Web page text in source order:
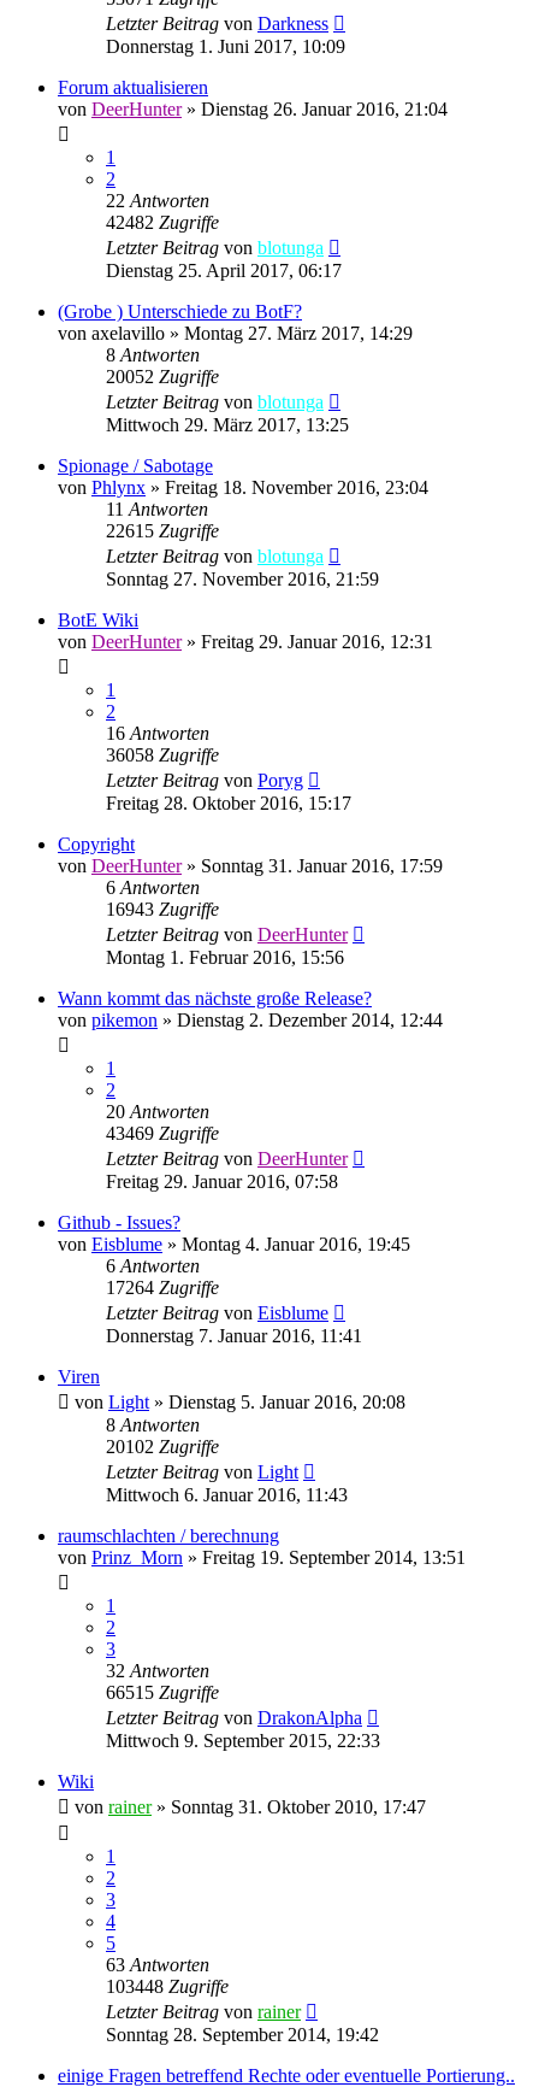
Letzter Beitrag von Darkness
Donnerstag 1. Juni 2017, 10:09
Forum aktualisieren
von DeerHunter» Dienstag 26. Januar 2016, 21:04
1
2
22 Antworten
42482 Zugriffe
Letzter Beitrag von blotunga
Dienstag 25. April 2017, 06:17
(Grobe ) Unterschiede zu BotF?
von axelavillo » Montag 27. März 2017, 14:29
8 Antworten
20052 Zugriffe
Letzter Beitrag von blotunga
Mittwoch 29. März 2017, 13:25
Spionage / Sabotage
von Phlynx » Freitag 18. November 2016, 23:04
11 Antworten
22615 Zugriffe
Letzter Beitrag von blotunga
Sonntag 27. November 2016, 21:59
BotE Wiki
von DeerHunter» Freitag 29. Januar 2016, 12:31
1
2
16 Antworten
36058 Zugriffe
Letzter Beitrag von Poryg
Freitag 28. Oktober 2016, 15:17
Copyright
von DeerHunter» Sonntag 31. Januar 2016, 17:59
6 Antworten
16943 Zugriffe
Letzter Beitrag von DeerHunter
Montag 1. Februar 2016, 15:56
Wann kommt das nächste große Release?
von pikemon » Dienstag 2. Dezember 2014, 12:44
1
2
20 Antworten
43469 Zugriffe
Letzter Beitrag von DeerHunter
Freitag 29. Januar 2016, 07:58
Github - Issues?
von Eisblume » Montag 4. Januar 2016, 19:45
6 Antworten
17264 Zugriffe
Letzter Beitrag von Eisblume
Donnerstag 7. Januar 2016, 11:41
Viren
von Light » Dienstag 5. Januar 2016, 20:08
8 Antworten
20102 Zugriffe
Letzter Beitrag von Light
Mittwoch 6. Januar 2016, 11:43
raumschlachten / berechnung
von Prinz_Morn » Freitag 19. September 2014, 13:51
1
2
3
32 Antworten
66515 Zugriffe
Letzter Beitrag von DrakonAlpha
Mittwoch 9. September 2015, 22:33
Wiki
von rainer» Sonntag 31. Oktober 2010, 17:47
1
2
3
4
5
63 Antworten
103448 Zugriffe
Letzter Beitrag von rainer
Sonntag 28. September 2014, 19:42
einige Fragen betreffend Rechte oder eventuelle Portierung..